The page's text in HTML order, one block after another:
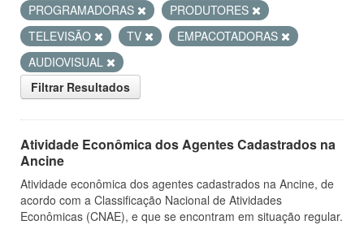
PROGRAMADORAS
PRODUTORES
TELEVISÃO
TV
EMPACOTADORAS
AUDIOVISUAL
Filtrar Resultados
Atividade Econômica dos Agentes Cadastrados na
Ancine
Atividade econômica dos agentes cadastrados na Ancine, de
acordo com a Classificação Nacional de Atividades
Econômicas (CNAE), e que se encontram em situação regular.